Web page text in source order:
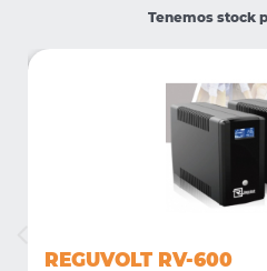
Tenemos stock
REGUVOLT RV-600